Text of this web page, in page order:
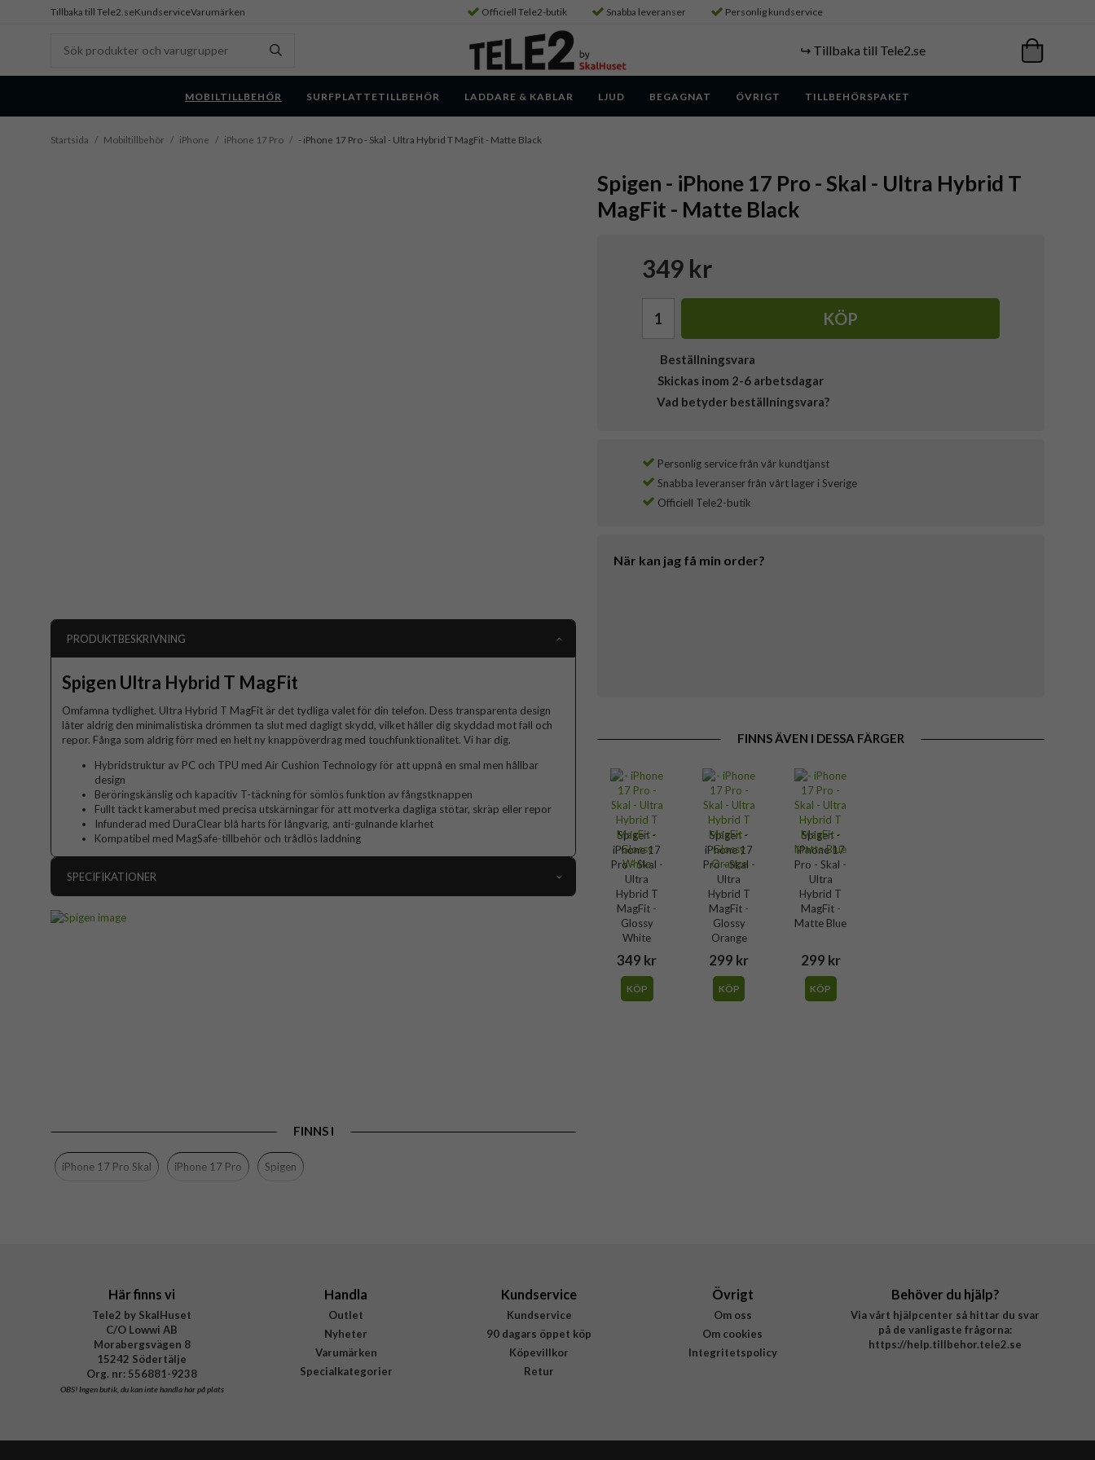
Tillbaka till Tele2.seKundserviceVarumärken Officiell Tele2-butik Snabba leveranser Personlig kundservice
↪️ Tillbaka till Tele2.se
MOBILTILLBEHÖR SURFPLATTETILLBEHÖR LADDARE & KABLAR LJUD BEGAGNAT ÖVRIGT TILLBEHÖRSPAKET
Startsida / Mobiltillbehör / iPhone / iPhone 17 Pro / - iPhone 17 Pro - Skal - Ultra Hybrid T MagFit - Matte Black
Spigen - iPhone 17 Pro - Skal - Ultra Hybrid T
MagFit - Matte Black
349 kr
KÖP
Beställningsvara
Skickas inom 2-6 arbetsdagar
Vad betyder beställningsvara?
Personlig service från vår kundtjänst
Snabba leveranser från vårt lager i Sverige
Officiell Tele2-butik
När kan jag få min order?
FINNS ÄVEN I DESSA FÄRGER
Spigen -
iPhone 17
Pro - Skal -
Ultra
Hybrid T
MagFit -
Glossy
White
349 kr
KÖP
Spigen -
iPhone 17
Pro - Skal -
Ultra
Hybrid T
MagFit -
Glossy
Orange
299 kr
KÖP
Spigen -
iPhone 17
Pro - Skal -
Ultra
Hybrid T
MagFit -
Matte Blue
299 kr
KÖP
PRODUKTBESKRIVNING
Spigen Ultra Hybrid T MagFit
Omfamna tydlighet. Ultra Hybrid T MagFit är det tydliga valet för din telefon. Dess transparenta design
låter aldrig den minimalistiska drömmen ta slut med dagligt skydd, vilket håller dig skyddad mot fall och
repor. Fånga som aldrig förr med en helt ny knappöverdrag med touchfunktionalitet. Vi har dig.
Hybridstruktur av PC och TPU med Air Cushion Technology för att uppnå en smal men hållbar
design
Beröringskänslig och kapacitiv T-täckning för sömlös funktion av fångstknappen
Fullt täckt kamerabut med precisa utskärningar för att motverka dagliga stötar, skräp eller repor
Infunderad med DuraClear blå harts för långvarig, anti-gulnande klarhet
Kompatibel med MagSafe-tillbehör och trådlös laddning
SPECIFIKATIONER
FINNS I
iPhone 17 Pro Skal iPhone 17 Pro Spigen
Här finns vi
Tele2 by SkalHuset
C/O Lowwi AB
Morabergsvägen 8
15242 Södertälje
Org. nr: 556881-9238
OBS!Ingen butik, du kan inte handla här på plats
Handla
Outlet
Nyheter
Varumärken
Specialkategorier
Kundservice
Kundservice
90 dagars öppet köp
Köpevillkor
Retur
Övrigt
Om oss
Om cookies
Integritetspolicy
Behöver du hjälp?
Via vårt hjälpcenter så hittar du svar
på de vanligaste frågorna:
https://help.tillbehor.tele2.se